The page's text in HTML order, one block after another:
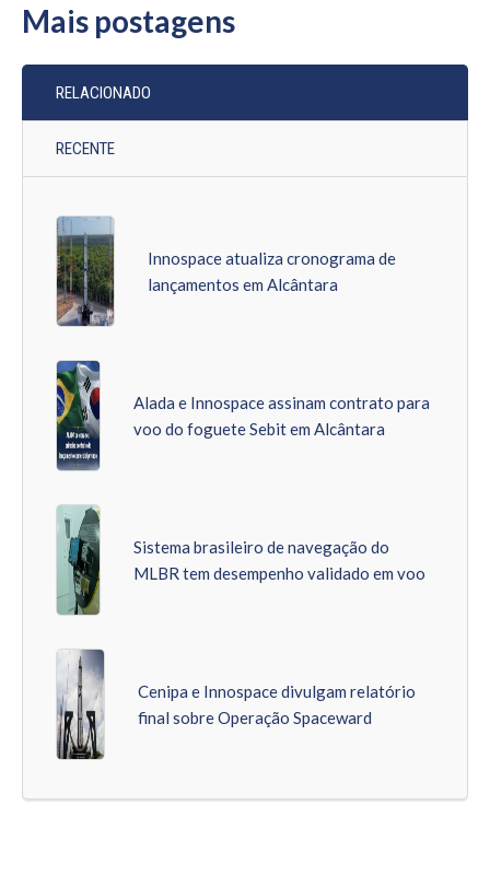
Mais postagens
RELACIONADO
RECENTE
Innospace atualiza cronograma de
lançamentos em Alcântara
Alada e Innospace assinam contrato para
voo do foguete Sebit em Alcântara
Sistema brasileiro de navegação do
MLBR tem desempenho validado em voo
Cenipa e Innospace divulgam relatório
final sobre Operação Spaceward